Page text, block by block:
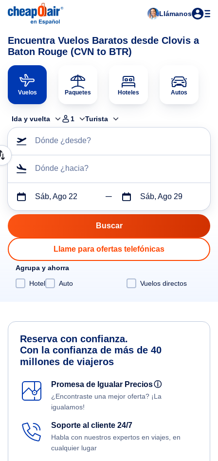
Llámanos
Encuentra Vuelos Baratos desde Clovis a
Baton Rouge (CVN to BTR)
Vuelos Paquetes Hoteles Autos
Ida y vuelta 1 Turista
Dónde ¿desde?
Dónde ¿hacia?
Sáb, Ago 22 Sáb, Ago 29
Llame para ofertas telefónicas
Agrupa y ahorra
Hotel
Auto Vuelos directos
Reserva con confianza.
Con la confianza de más de 40
millones de viajeros
Promesa de Igualar Preciosⓘ
¿Encontraste una mejor oferta? ¡La
igualamos!
Soporte al cliente 24/7
Habla con nuestros expertos en viajes, en
cualquier lugar